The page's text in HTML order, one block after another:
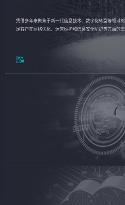
凭借多年来聚焦于新一代信息技术、数字化转型等领域
足客户在网络优化、运营维护和信息安全防护等方面的